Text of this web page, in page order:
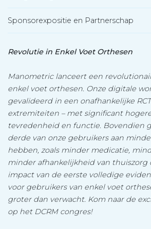
Sponsorexpositie en Partnerschap
Revolutie in Enkel Voet Orthesen
Manometric lanceert een
enkel voet orthesen. Onze digitale
gevalideerd in een onafhankelijke
extremiteiten – met significant
tevredenheid en functie. Bovendien
derde van onze gebruikers aan
hebben, zoals minder medicatie,
minder afhankelijkheid van thuiszorg
impact van de eerste volledige
voor gebruikers van enkel voet
groter dan verwacht. Kom naar de
op het DCRM congres!